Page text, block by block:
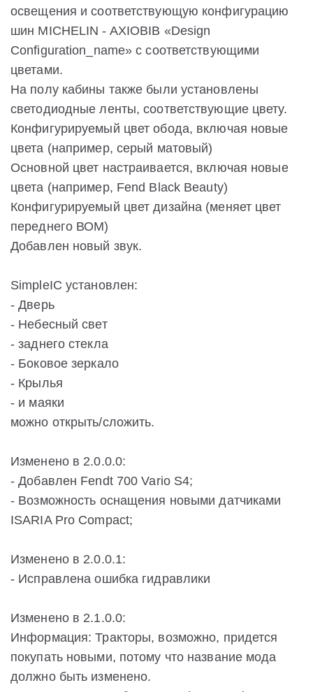
освещения и соответствующую конфигурацию
шин MICHELIN - AXIOBIB «Design
Configuration_name» с соответствующими
цветами.
На полу кабины также были установлены
светодиодные ленты, соответствующие цвету.
Конфигурируемый цвет обода, включая новые
цвета (например, серый матовый)
Основной цвет настраивается, включая новые
цвета (например, Fend Black Beauty)
Конфигурируемый цвет дизайна (меняет цвет
переднего ВОМ)
Добавлен новый звук.
SimpleIC установлен:
- Дверь
- Небесный свет
- заднего стекла
- Боковое зеркало
- Крылья
- и маяки
можно открыть/сложить.
Изменено в 2.0.0.0:
- Добавлен Fendt 700 Vario S4;
- Возможность оснащения новыми датчиками
ISARIA Pro Compact;
Изменено в 2.0.0.1:
- Исправлена ошибка гидравлики
Изменено в 2.1.0.0:
Информация: Тракторы, возможно, придется
покупать новыми, потому что название мода
должно быть изменено.